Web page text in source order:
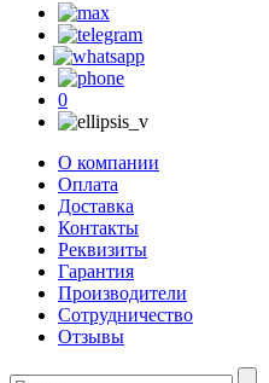
0
О компании
Оплата
Доставка
Контакты
Реквизиты
Гарантия
Производители
Сотрудничество
Отзывы